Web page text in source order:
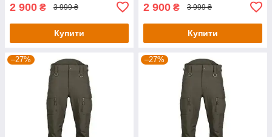
2 900 ₴ 3 999 ₴
Купити
2 900 ₴ 3 999 ₴
Купити
–27% –27%